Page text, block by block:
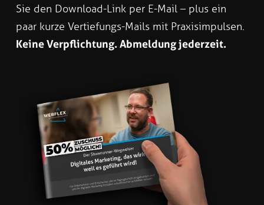
Sie den Download-Link per E-Mail – plus ein
paar kurze Vertiefungs-Mails mit Praxisimpulsen.
Keine Verpflichtung. Abmeldung jederzeit.